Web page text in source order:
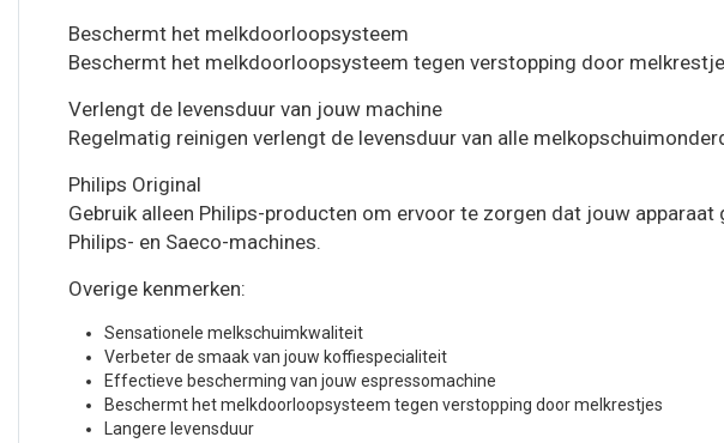
Beschermt het melkdoorloopsysteem
Beschermt het melkdoorloopsysteem tegen verstopping door
Verlengt de levensduur van jouw machine
Regelmatig reinigen verlengt de levensduur van alle
Philips Original
Gebruik alleen Philips-producten om ervoor te zorgen dat jouw
Philips- en Saeco-machines.
Overige kenmerken:
Sensationele melkschuimkwaliteit
Verbeter de smaak van jouw koffiespecialiteit
Effectieve bescherming van jouw espressomachine
Beschermt het melkdoorloopsysteem tegen verstopping door melkrestjes
Langere levensduur